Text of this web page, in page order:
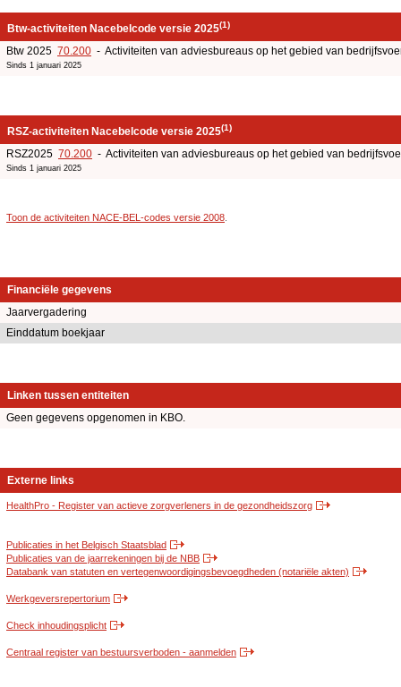
Btw-activiteiten Nacebelcode versie 2025(1)
Btw 2025 70.200 - Activiteiten van adviesbureaus op het gebied van
Sinds 1 januari 2025
RSZ-activiteiten Nacebelcode versie 2025(1)
RSZ2025 70.200 - Activiteiten van adviesbureaus op het gebied van
Sinds 1 januari 2025
Toon de activiteiten NACE-BEL-codes versie 2008
Financiële gegevens
Jaarvergadering
Einddatum boekjaar
Linken tussen entiteiten
Geen gegevens opgenomen in KBO.
Externe links
HealthPro - Register van actieve zorgverleners in de gezondheidszorg
Publicaties in het Belgisch Staatsblad
Publicaties van de jaarrekeningen bij de NBB
Databank van statuten en vertegenwoordigingsbevoegdheden (notariële akten)
Werkgeversrepertorium
Check inhoudingsplicht
Centraal register van bestuursverboden - aanmelden